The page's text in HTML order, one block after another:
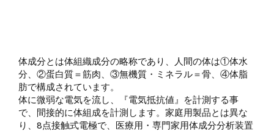
体成分とは体組織成分の略称であり、人間の体は①体水
分、②蛋白質＝筋肉、③無機質・ミネラル＝骨、④体脂
肪で構成されています。
体に微弱な電気を流し、『電気抵抗値』を計測する事
で、間接的に体組成を計測します。家庭用製品とは異な
り、8点接触式電極で、医療用・専門家用体成分分析装置